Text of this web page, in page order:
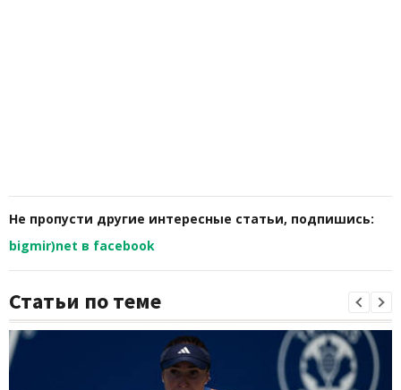
Не пропусти другие интересные статьи, подпишись:
bigmir)net в facebook
Статьи по теме